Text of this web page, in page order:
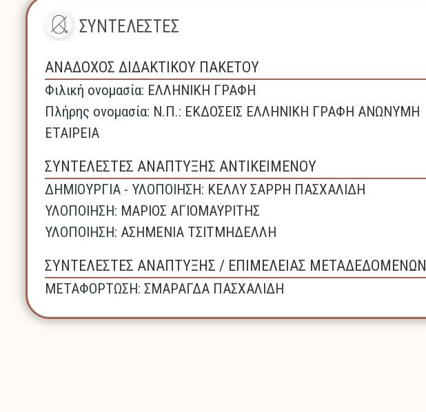
ΣΥΝΤΕΛΕΣΤΕΣ
ΑΝΑΔΟΧΟΣ ΔΙΔΑΚΤΙΚΟΥ ΠΑΚΕΤΟΥ
Φιλική ονομασία: ΕΛΛΗΝΙΚΗ ΓΡΑΦΗ
Πλήρης ονομασία: N.Π.: ΕΚΔΟΣΕΙΣ ΕΛΛΗΝΙΚΗ ΓΡΑΦΗ ΑΝΩΝΥΜΗ
ΕΤΑΙΡΕΙΑ
ΣΥΝΤΕΛΕΣΤΕΣ ΑΝΑΠΤΥΞΗΣ ΑΝΤΙΚΕΙΜΕΝΟΥ
ΔΗΜΙΟΥΡΓΙΑ - ΥΛΟΠΟΙΗΣΗ: ΚΕΛΛΥ ΣΑΡΡΗ ΠΑΣΧΑΛΙΔΗ
ΥΛΟΠΟΙΗΣΗ: ΜΑΡΙΟΣ ΑΓΙΟΜΑΥΡΙΤΗΣ
ΥΛΟΠΟΙΗΣΗ: ΑΣΗΜΕΝΙΑ ΤΣΙΤΜΗΔΕΛΛΗ
ΣΥΝΤΕΛΕΣΤΕΣ ΑΝΑΠΤΥΞΗΣ / ΕΠΙΜΕΛΕΙΑΣ ΜΕΤΑΔΕΔΟΜΕΝΩΝ
ΜΕΤΑΦΟΡΤΩΣΗ: ΣΜΑΡΑΓΔΑ ΠΑΣΧΑΛΙΔΗ